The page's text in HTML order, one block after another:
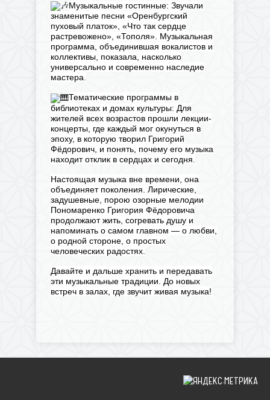
Музыкальные гостинные: Звучали
знаменитые песни «Оренбургский
пуховый платок», «Что так сердце
растревожено», «Тополя». Музыкальная
программа, объединившая вокалистов и
коллективы, показала, насколько
универсально и современно наследие
мастера.
Тематические программы в
библиотеках и домах культуры: Для
жителей всех возрастов прошли лекции-
концерты, где каждый мог окунуться в
эпоху, в которую творил Григорий
Фёдорович, и понять, почему его музыка
находит отклик в сердцах и сегодня.
Настоящая музыка вне времени, она
объединяет поколения. Лирические,
задушевные, порою озорные мелодии
Пономаренко Григория Фёдоровича
продолжают жить, согревать душу и
напоминать о самом главном — о любви,
о родной стороне, о простых
человеческих радостях.
Давайте и дальше хранить и передавать
эти музыкальные традиции. До новых
встреч в залах, где звучит живая музыка!